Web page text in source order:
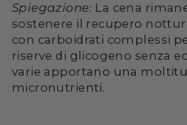
Spiegazione:La cena
sostenere il recupero
con carboidrati complessi
riserve di glicogeno senza
varie apportano una
micronutrienti.